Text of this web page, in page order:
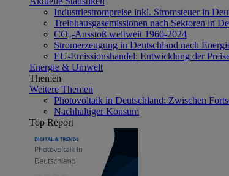
Industriestrompreise inkl. Stromsteuer in
Treibhausgasemissionen nach Sektoren in
CO₂-Ausstoß weltweit 1960-2024
Stromerzeugung in Deutschland nach
EU-Emissionshandel: Entwicklung der
Energie & Umwelt
Themen
Weitere Themen
Photovoltaik in Deutschland: Zwischen
Nachhaltiger Konsum
Top Report